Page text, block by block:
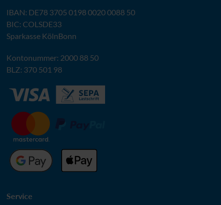
IBAN: DE78 3705 0198 0020 0088 50
BIC: COLSDE33
Sparkasse KölnBonn
Kontonummer: 2000 88 50
BLZ: 370 501 98
Service